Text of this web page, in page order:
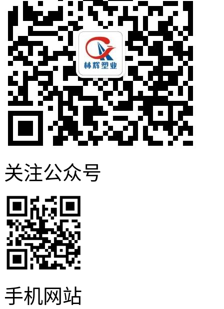
关注公众号
手机网站